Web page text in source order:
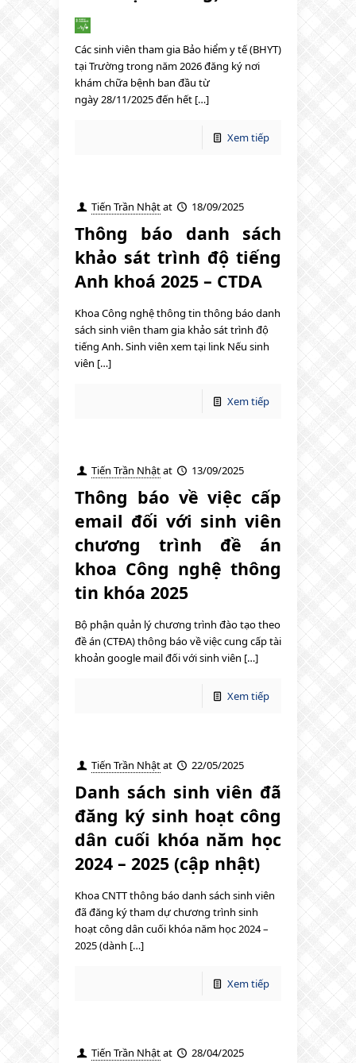
Các sinh viên tham gia Bảo hiểm y tế (BHYT)
tại Trường trong năm 2026 đăng ký nơi
khám chữa bệnh ban đầu từ
ngày 28/11/2025 đến hết […]
Xem tiếp
Tiến Trần Nhậtat 18/09/2025
Thông báo danh sách
khảo sát trình độ tiếng
Anh khoá 2025 – CTDA
Khoa Công nghệ thông tin thông báo danh
sách sinh viên tham gia khảo sát trình độ
tiếng Anh. Sinh viên xem tại link Nếu sinh
viên […]
Xem tiếp
Tiến Trần Nhậtat 13/09/2025
Thông báo về việc cấp
email đối với sinh viên
chương trình đề án
khoa Công nghệ thông
tin khóa 2025
Bộ phận quản lý chương trình đào tạo theo
đề án (CTĐA) thông báo về việc cung cấp tài
khoản google mail đối với sinh viên […]
Xem tiếp
Tiến Trần Nhậtat 22/05/2025
Danh sách sinh viên đã
đăng ký sinh hoạt công
dân cuối khóa năm học
2024 – 2025 (cập nhật)
Khoa CNTT thông báo danh sách sinh viên
đã đăng ký tham dự chương trình sinh
hoạt công dân cuối khóa năm học 2024 –
2025 (dành […]
Xem tiếp
Tiến Trần Nhậtat 28/04/2025